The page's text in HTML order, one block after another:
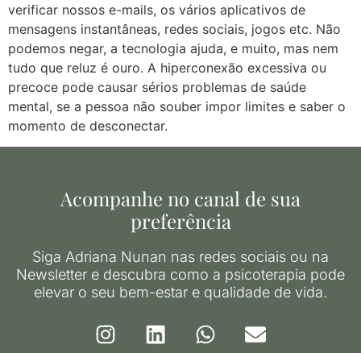
verificar nossos e-mails, os vários aplicativos de
mensagens instantâneas, redes sociais, jogos etc. Não
podemos negar, a tecnologia ajuda, e muito, mas nem
tudo que reluz é ouro. A hiperconexão excessiva ou
precoce pode causar sérios problemas de saúde
mental, se a pessoa não souber impor limites e saber o
momento de desconectar.
Acompanhe no canal de sua
preferência
Siga Adriana Nunan nas redes sociais ou na
Newsletter e descubra como a psicoterapia pode
elevar o seu bem-estar e qualidade de vida.